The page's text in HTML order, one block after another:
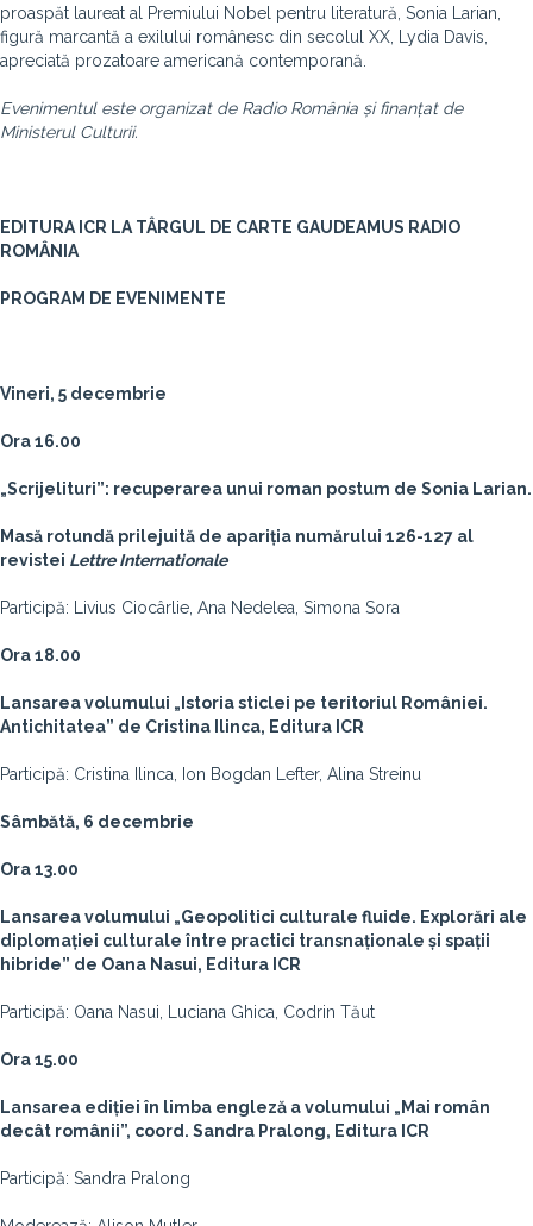
proaspăt laureat al Premiului Nobel pentru literatură, Sonia Larian,
figură marcantă a exilului românesc din secolul XX, Lydia Davis,
apreciată prozatoare americană contemporană.
Evenimentul este organizat de Radio România și finanțat de
Ministerul Culturii.
EDITURA ICR LA TÂRGUL DE CARTE GAUDEAMUS RADIO
ROMÂNIA
PROGRAM DE EVENIMENTE
Vineri, 5 decembrie
Ora 16.00
„Scrijelituri”: recuperarea unui roman postum de Sonia Larian.
Masă rotundă prilejuită de apariția numărului 126-127 al
revistei Lettre Internationale
Participă: Livius Ciocârlie, Ana Nedelea, Simona Sora
Ora 18.00
Lansarea volumului „Istoria sticlei pe teritoriul României.
Antichitatea” de Cristina Ilinca, Editura ICR
Participă: Cristina Ilinca, Ion Bogdan Lefter, Alina Streinu
Sâmbătă, 6 decembrie
Ora 13.00
Lansarea volumului „Geopolitici culturale fluide. Explorări ale
diplomației culturale între practici transnaționale și spații
hibride” de Oana Nasui, Editura ICR
Participă: Oana Nasui, Luciana Ghica, Codrin Tăut
Ora 15.00
Lansarea ediției în limba engleză a volumului „Mai român
decât românii”, coord. Sandra Pralong, Editura ICR
Participă: Sandra Pralong